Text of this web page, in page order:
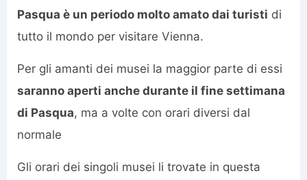
Pasqua è un periodo molto amato dai turisti di
tutto il mondo per visitare Vienna.
Per gli amanti dei musei la maggior parte di essi
saranno aperti anche durante il fine settimana
di Pasqua, ma a volte con orari diversi dal
normale
Gli orari dei singoli musei li trovate in questa